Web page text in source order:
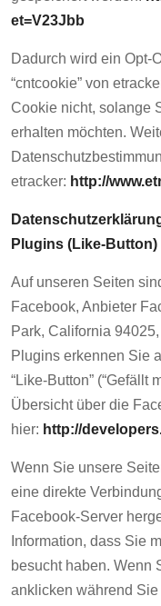
et=V23Jbb
Dadurch wird ein Opt-
“cntcookie” von
Cookie nicht, solange
erhalten möchten.
etracker: http://
Plugins (Like-Button)
Auf unseren Seiten
Facebook, Anbieter
Park, California
Plugins erkennen Sie
“Like-Button” (“Gefällt
Übersicht über die
hier: http://
Wenn Sie unsere
eine direkte
Facebook-Server
Information, dass Sie
besucht haben. Wenn
anklicken während